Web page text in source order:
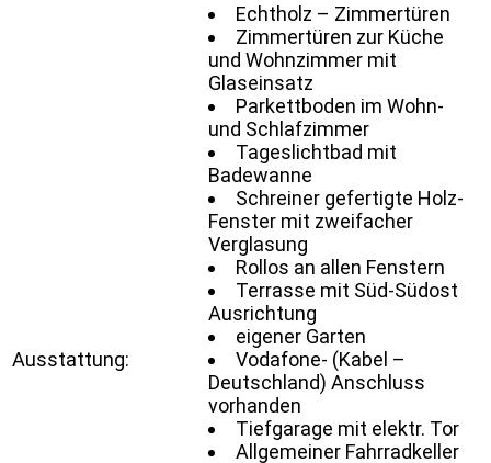
Ausstattung:
Echtholz – Zimmertüren
Zimmertüren zur Küche
und Wohnzimmer mit
Glaseinsatz
Parkettboden im Wohn-
und Schlafzimmer
Tageslichtbad mit
Badewanne
Schreiner gefertigte Holz-
Fenster mit zweifacher
Verglasung
Rollos an allen Fenstern
Terrasse mit Süd-Südost
Ausrichtung
eigener Garten
Vodafone- (Kabel –
Deutschland) Anschluss
vorhanden
Tiefgarage mit elektr. Tor
Allgemeiner Fahrradkeller